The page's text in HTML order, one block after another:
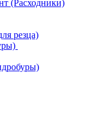
(Расходники)
резца)